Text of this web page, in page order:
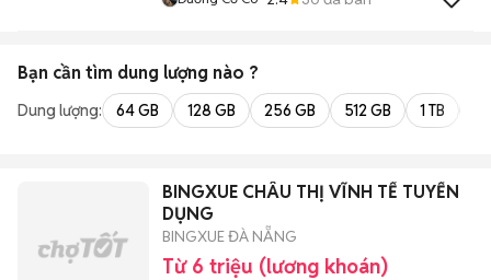
Bạn cần tìm dung lượng nào ?
Dung lượng: 64 GB 128 GB 256 GB 512 GB 1 TB
BINGXUE CHÂU THỊ VĨNH TẾ TUYỂN
DỤNG
BINGXUE ĐÀ NẴNG
Từ 6 triệu (lương khoán)